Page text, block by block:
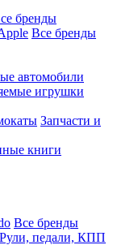
бренды
Все бренды
автомобили
игрушки
Запчасти и
книги
Все бренды
Рули, педали, КПП